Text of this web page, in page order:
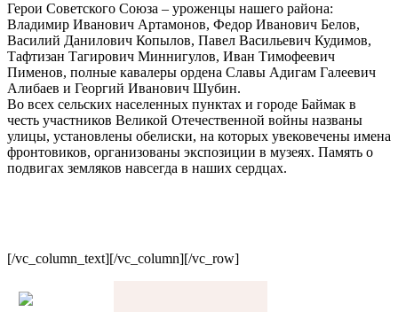
Герои Советского Союза – уроженцы нашего района:
Владимир Иванович Артамонов, Федор Иванович Белов,
Василий Данилович Копылов, Павел Васильевич Кудимов,
Тафтизан Тагирович Миннигулов, Иван Тимофеевич
Пименов, полные кавалеры ордена Славы Адигам Галеевич
Алибаев и Георгий Иванович Шубин.
Во всех сельских населенных пунктах и городе Баймак в
честь участников Великой Отечественной войны названы
улицы, установлены обелиски, на которых увековечены имена
фронтовиков, организованы экспозиции в музеях. Память о
подвигах земляков навсегда в наших сердцах.
[/vc_column_text][/vc_column][/vc_row]